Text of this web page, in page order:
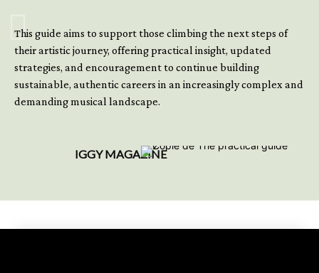
This guide aims to support those climbing the next steps of
their artistic journey, offering practical insight, updated
strategies, and encouragement to continue building
sustainable, authentic careers in an increasingly complex and
demanding musical landscape.
IGGY MAGAZINE